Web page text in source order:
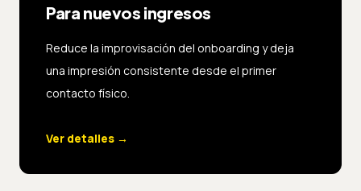
Para nuevos ingresos
Reduce la improvisación del onboarding y deja
una impresión consistente desde el primer
contacto físico.
Ver detalles →